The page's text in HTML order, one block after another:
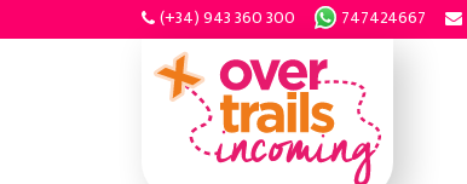
(+34) 943 360 300 747424667